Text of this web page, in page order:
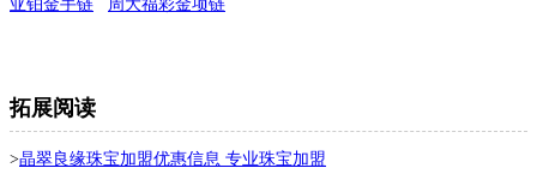
亚铂金手链 周大福彩金项链
拓展阅读
>晶翠良缘珠宝加盟优惠信息 专业珠宝加盟